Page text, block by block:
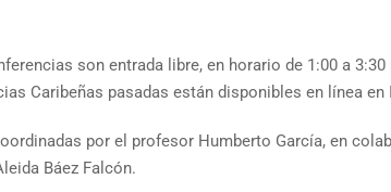
son entrada libre, en horario de 1:00 a
Caribeñas pasadas están disponibles en línea
por el profesor Humberto García, en
Báez Falcón.